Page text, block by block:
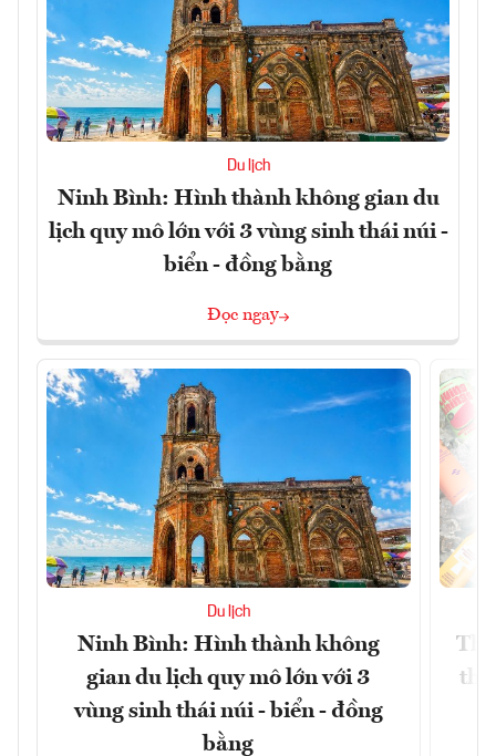
Du lịch
Ninh Bình: Hình thành không gian du
lịch quy mô lớn với 3 vùng sinh thái núi -
biển - đồng bằng
Đọc ngay
Du lịch
Ninh Bình: Hình thành không
gian du lịch quy mô lớn với 3
vùng sinh thái núi - biển - đồng
bằng